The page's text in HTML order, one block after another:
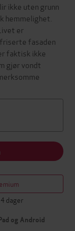
ikke uten grunn
hemmelighet.
er
fasaden
faktisk ikke
gjør vondt
dager
og Android